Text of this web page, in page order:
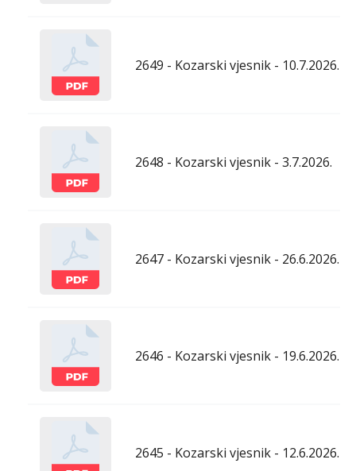
2649 - Kozarski vjesnik - 10.7.2026.
2648 - Kozarski vjesnik - 3.7.2026.
2647 - Kozarski vjesnik - 26.6.2026.
2646 - Kozarski vjesnik - 19.6.2026.
2645 - Kozarski vjesnik - 12.6.2026.